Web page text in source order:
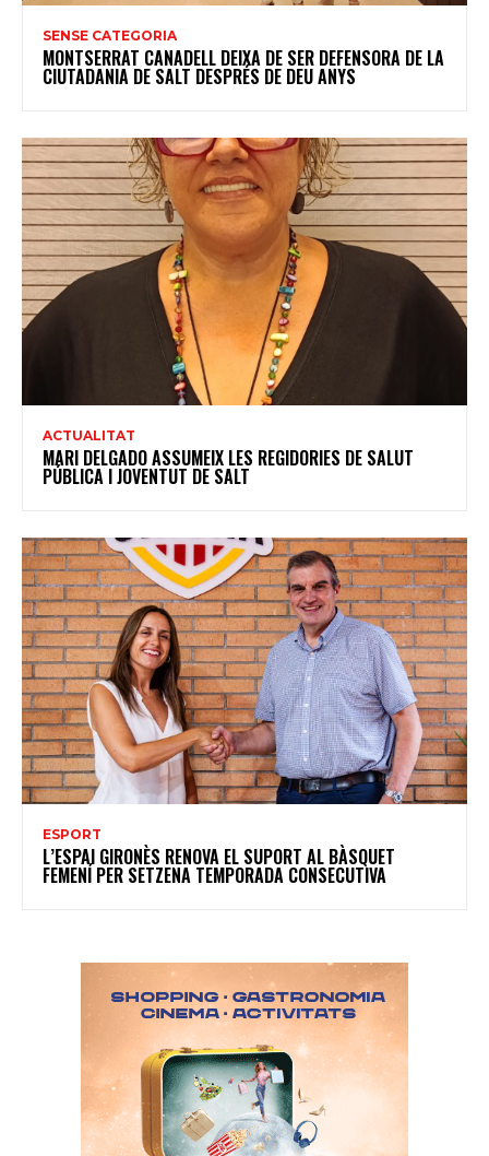
SENSE CATEGORIA
MONTSERRAT CANADELL DEIXA DE SER DEFENSORA DE LA
CIUTADANIA DE SALT DESPRÉS DE DEU ANYS
ACTUALITAT
MARI DELGADO ASSUMEIX LES REGIDORIES DE SALUT
PÚBLICA I JOVENTUT DE SALT
ESPORT
L’ESPAI GIRONÈS RENOVA EL SUPORT AL BÀSQUET
FEMENÍ PER SETZENA TEMPORADA CONSECUTIVA